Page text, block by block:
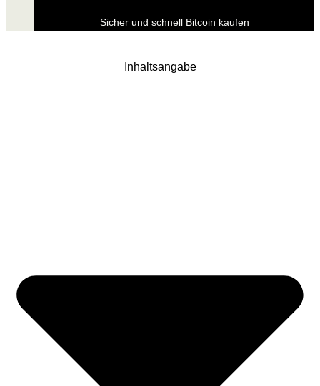
Sicher und schnell Bitcoin kaufen
Inhaltsangabe